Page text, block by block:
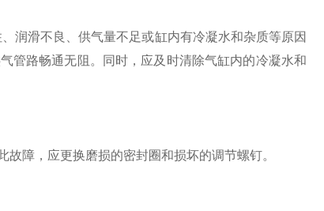
润滑不良、供气量不足或缸内有冷凝水和杂质等原因
管路畅通无阻。同时，应及时清除气缸内的冷凝水和
障，应更换磨损的密封圈和损坏的调节螺钉。